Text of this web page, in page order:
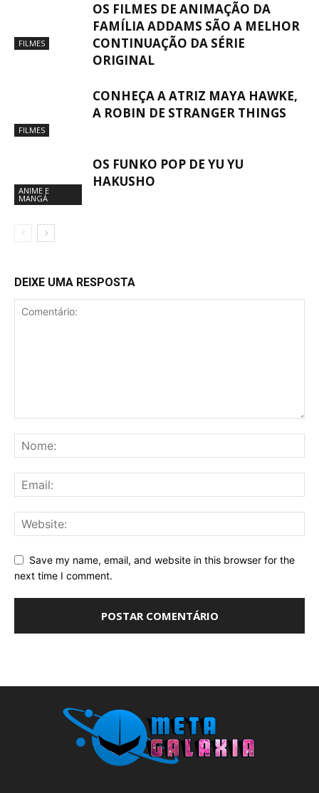
FILMES
OS FILMES DE ANIMAÇÃO DA
FAMÍLIA ADDAMS SÃO A MELHOR
CONTINUAÇÃO DA SÉRIE
ORIGINAL
FILMES
CONHEÇA A ATRIZ MAYA HAWKE,
A ROBIN DE STRANGER THINGS
ANIME E
MANGÁ
OS FUNKO POP DE YU YU
HAKUSHO
DEIXE UMA RESPOSTA
Save my name, email, and website in this browser for the
next time I comment.